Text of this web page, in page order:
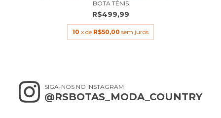
BOTA TÊNIS
R$499,99
10 x de R$50,00 sem juros
SIGA-NOS NO INSTAGRAM
@RSBOTAS_MODA_COUNTRY